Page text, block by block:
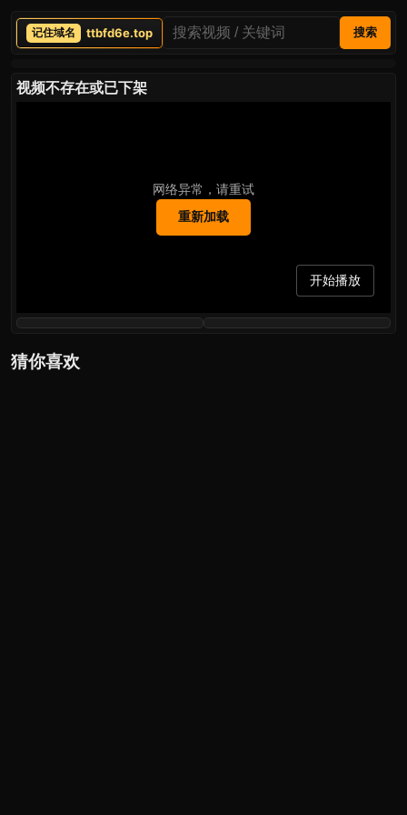
ttbfd6e.top 搜索
视频不存在或已下架
网络异常，请重试
重新加载
开始播放
猜你喜欢